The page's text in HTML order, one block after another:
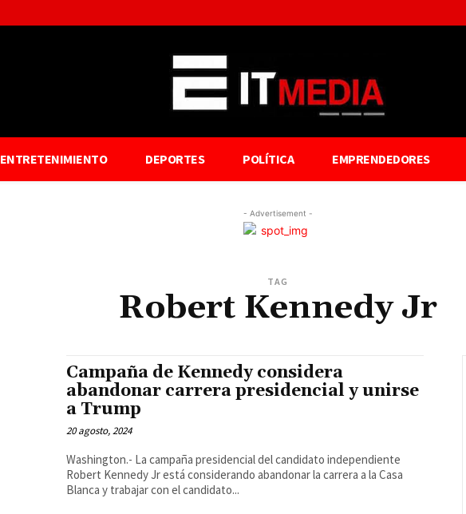
ENTRETENIMIENTO DEPORTES POLÍTICA EMPRENDEDORES
- Advertisement -
TAG
Robert Kennedy Jr
Campaña de Kennedy considera
abandonar carrera presidencial y unirse
a Trump
20 agosto, 2024
Washington.- La campaña presidencial del candidato independiente
Robert Kennedy Jr está considerando abandonar la carrera a la Casa
Blanca y trabajar con el candidato...